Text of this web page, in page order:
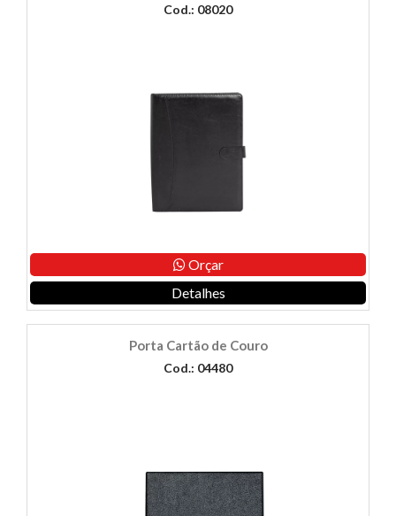
Cod.: 08020
Orçar
Detalhes
Porta Cartão de Couro
Cod.: 04480